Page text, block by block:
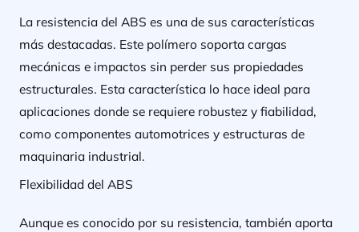
La resistencia del ABS es una de sus características
más destacadas. Este polímero soporta cargas
mecánicas e impactos sin perder sus propiedades
estructurales. Esta característica lo hace ideal para
aplicaciones donde se requiere robustez y fiabilidad,
como componentes automotrices y estructuras de
maquinaria industrial.
Flexibilidad del ABS
Aunque es conocido por su resistencia, también aporta